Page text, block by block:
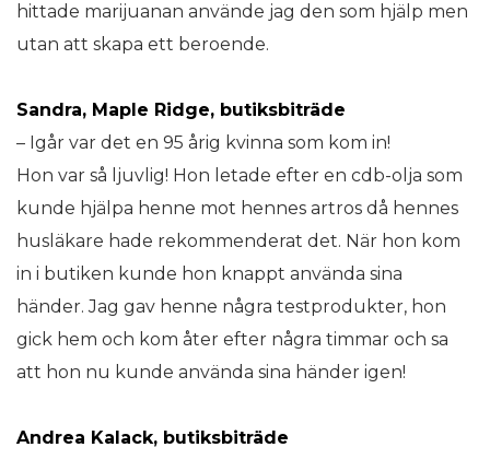
hittade marijuanan använde jag den som hjälp men
utan att skapa ett beroende.
Sandra, Maple Ridge, butiksbiträde
– Igår var det en 95 årig kvinna som kom in!
Hon var så ljuvlig! Hon letade efter en cdb-olja som
kunde hjälpa henne mot hennes artros då hennes
husläkare hade rekommenderat det. När hon kom
in i butiken kunde hon knappt använda sina
händer. Jag gav henne några testprodukter, hon
gick hem och kom åter efter några timmar och sa
att hon nu kunde använda sina händer igen!
Andrea Kalack, butiksbiträde